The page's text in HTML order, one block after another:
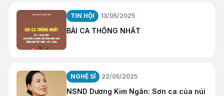
TIN HỘI 13/05/2025
BÀI CA THỐNG NHẤT
NGHỆ SĨ 22/05/2025
NSND Dương Kim Ngân: Sơn ca của núi